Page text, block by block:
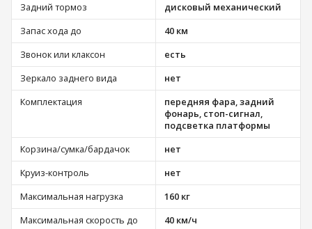
Задний тормоз
дисковый механический
Запас хода до
40 км
Звонок или клаксон
есть
Зеркало заднего вида
нет
Комплектация
передняя фара, задний
фонарь, стоп-сигнал,
подсветка платформы
Корзина/сумка/бардачок
нет
Круиз-контроль
нет
Максимальная нагрузка
160 кг
Максимальная скорость до
40 км/ч